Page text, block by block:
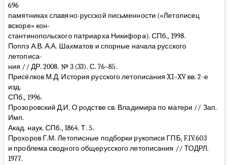
696
памятниках славяно-русской письменности («Летописец
вскоре» кон-
стантинопольского патриарха Никифора). СПб., 1998.
Поппэ А.В. А.А. Шахматов и спорные начала русского
летописа-
ния // ДР. 2008. № 3 (33). С. 76–85.
Присёлков М.Д. История русского летописания XI–XV вв. 2-е
изд.
СПб., 1996.
Прозоровский Д.И. О родстве св. Владимира по матери // Зап.
Имп.
Акад. наук. СПб., 1864. Т. 5.
Прохоров Г.М. Летописные подборки рукописи ГПБ, F.IV.603
и проблема сводного общерусского летописания // ТОДРЛ.
1977.